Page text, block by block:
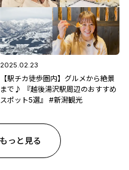
2025.02.23
【駅チカ徒歩圏内】グルメから絶景
まで♪ 『越後湯沢駅周辺のおすすめ
スポット5選』 #新潟観光
っと見る